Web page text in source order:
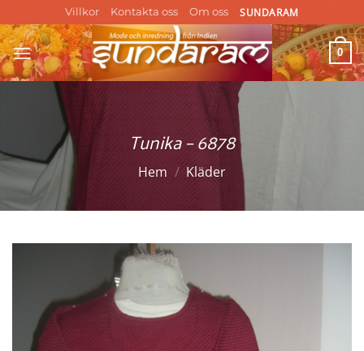
to
content
Villkor Kontakta oss Om oss SUNDARAM
0
Tunika – 6878
Hem / Kläder